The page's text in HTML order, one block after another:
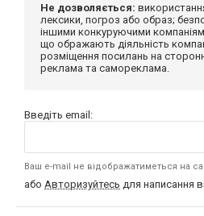
Не дозволяється:
лексики, погроз або образ;
іншими конкуруючими
що ображають діяльність
розміщення посилань на
реклама та самореклама.
Введіть email:
Ваш e-mail не відображатиметься на
або Авторизуйтесь для написання